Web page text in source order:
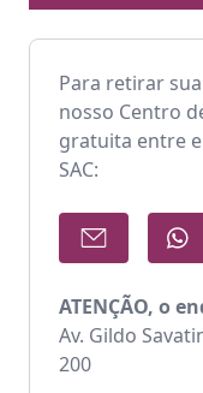
Para retirar
nosso Centro
gratuita entre
SAC:
ATENÇÃO, o
Av. Gildo
200